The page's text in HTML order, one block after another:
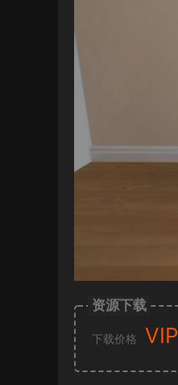
资源下载
下载价格 VIP